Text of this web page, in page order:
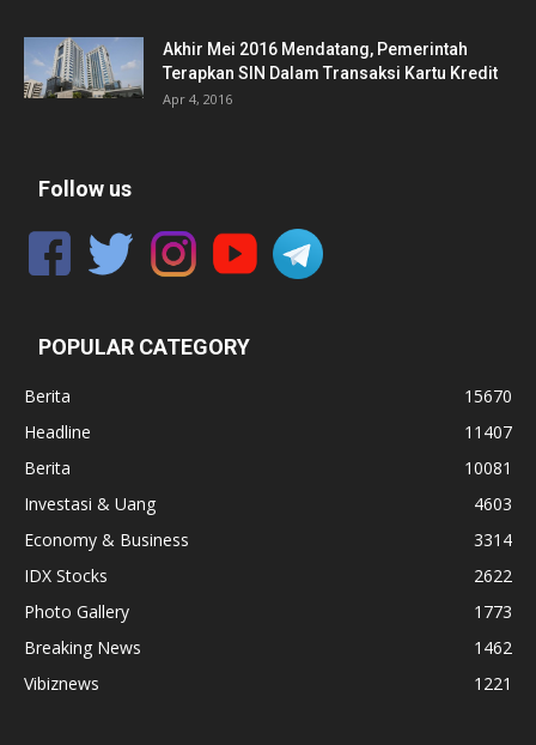
Akhir Mei 2016 Mendatang, Pemerintah
Terapkan SIN Dalam Transaksi Kartu Kredit
Apr 4, 2016
Follow us
POPULAR CATEGORY
Berita
15670
Headline
11407
Berita
10081
Investasi & Uang
4603
Economy & Business
3314
IDX Stocks
2622
Photo Gallery
1773
Breaking News
1462
Vibiznews
1221